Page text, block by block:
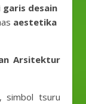
garis desain
aestetika
Arsitektur
simbol tsuru